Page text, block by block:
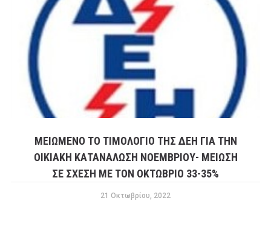
ΜΕΙΩΜΕΝΟ ΤΟ ΤΙΜΟΛΟΓΙΟ ΤΗΣ ΔΕΗ ΓΙΑ ΤΗΝ
ΟΙΚΙΑΚΗ ΚΑΤΑΝΑΛΩΣΗ ΝΟΕΜΒΡΙΟΥ- ΜΕΙΩΣΗ
ΣΕ ΣΧΕΣΗ ΜΕ ΤΟΝ ΟΚΤΩΒΡΙΟ 33-35%
21 Οκτωβρίου, 2022